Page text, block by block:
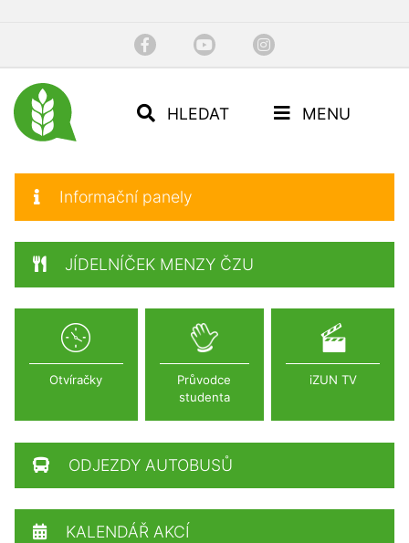
HLEDAT MENU
Informační panely
JÍDELNÍČEK MENZY ČZU
Otvíračky
Průvodce
studenta
iZUN TV
ODJEZDY AUTOBUSŮ
KALENDÁŘ AKCÍ